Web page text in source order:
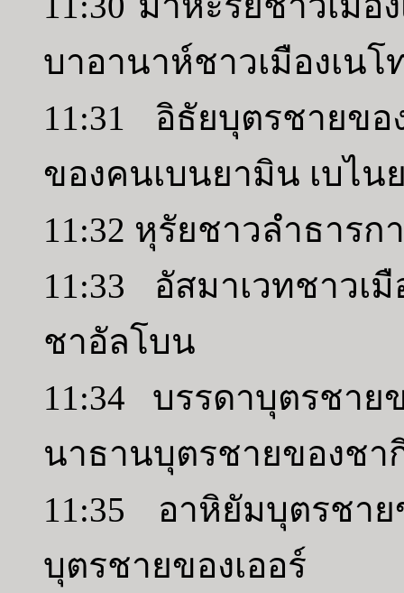
บาอานาห์ชาวเมืองเน
11:31 อิธัยบุตรชายขอ
ของคนเบนยามิน เบไน
11:32 หุรัยชาวลำธารก
11:33 อัสมาเวทชาวเ
ชาอัลโบน
11:34 บรรดาบุตรชาย
นาธานบุตรชายของชา
11:35 อาหิยัมบุตรชา
บุตรชายของเออร์